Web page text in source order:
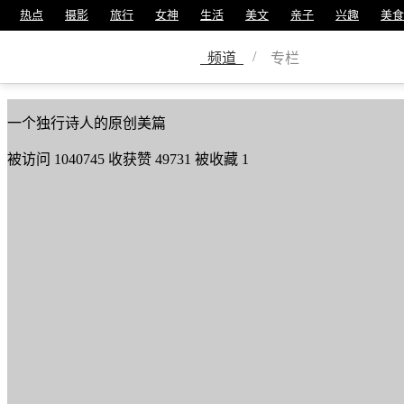
热点 摄影 旅行 女神 生活 美文 亲子 兴趣 美食
频道 / 专栏
美篇号12451041
一个独行诗人的原创美篇
被访问 1040745 收获赞 49731 被收藏 1